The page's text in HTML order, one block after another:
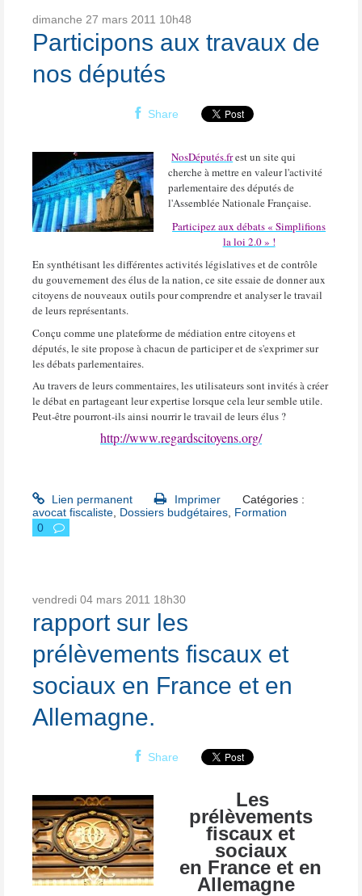
dimanche 27 mars 2011 10h48
Participons aux travaux de
nos députés
Share
NosDéputés.frest un site qui
cherche à mettre en valeur l'activité
parlementaire des députés de
l'Assemblée Nationale Française.
Participez aux débats « Simplifions
la loi 2.0 » !
En synthétisant les différentes activités législatives et de contrôle
du gouvernement des élus de la nation, ce site essaie de donner aux
citoyens de nouveaux outils pour comprendre et analyser le travail
de leurs représentants.
Conçu comme une plateforme de médiation entre citoyens et
députés, le site propose à chacun de participer et de s'exprimer sur
les débats parlementaires.
Au travers de leurs commentaires, les utilisateurs sont invités à créer
le débat en partageant leur expertise lorsque cela leur semble utile.
Peut-être pourront-ils ainsi nourrir le travail de leurs élus ?
http://www.regardscitoyens.org/
Lien permanent Imprimer
Catégories :
avocat fiscaliste Dossiers budgétaires Formation
0
vendredi 04 mars 2011 18h30
rapport sur les
prélèvements fiscaux et
sociaux en France et en
Allemagne.
Share
Les
prélèvements
fiscaux et
sociaux
en France et en
Allemagne